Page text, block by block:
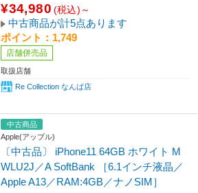
¥34,980 (税込)～
中古商品が計5点あります
ポイント：1,749
店舗併売品
取扱店舗
Re Collection なんば店
中古商品
Apple(アップル)
〔中古品〕 iPhone11 64GB ホワイト M
WLU2J／A SoftBank ［6.1インチ液晶／
Apple A13／RAM:4GB／ナノSIM］